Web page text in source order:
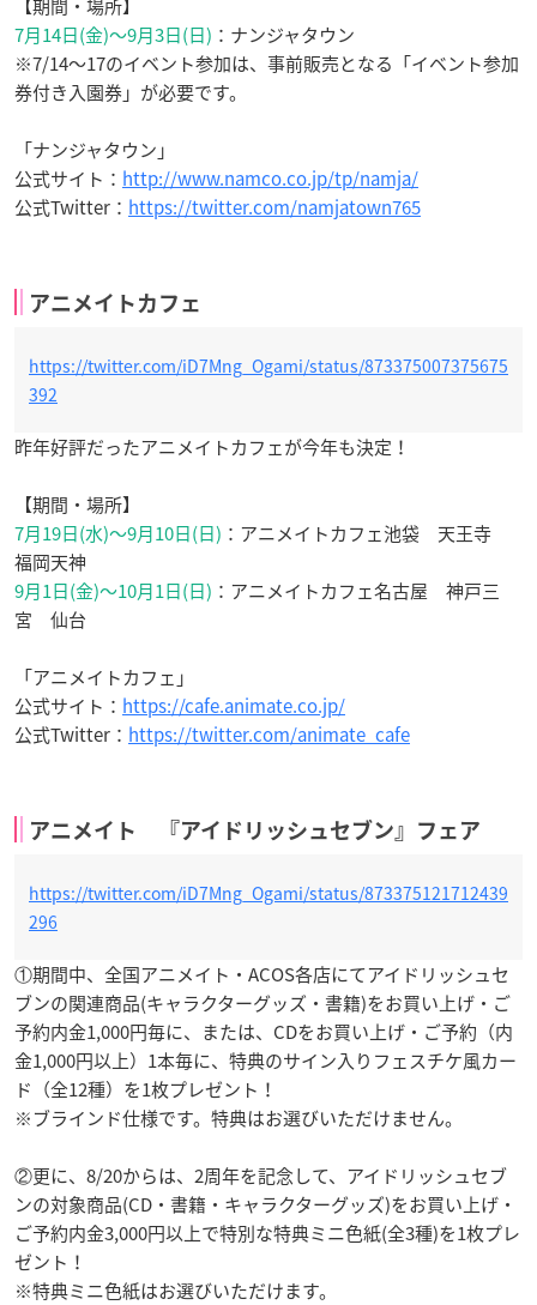
【期間・場所】
7月14日(金)～9月3日(日) ：ナンジャタウン
※7/14～17のイベント参加は、事前販売となる「イベント参加
券付き入園券」が必要です。
「ナンジャタウン」
公式サイト： http://www.namco.co.jp/tp/namja/
公式Twitter： https://twitter.com/namjatown765
アニメイトカフェ
https://twitter.com/iD7Mng_Ogami/status/873375007375675
392
昨年好評だったアニメイトカフェが今年も決定！
【期間・場所】
7月19日(水)～9月10日(日) ：アニメイトカフェ池袋 天王寺
福岡天神
9月1日(金)～10月1日(日) ：アニメイトカフェ名古屋 神戸三
宮 仙台
「アニメイトカフェ」
公式サイト： https://cafe.animate.co.jp/
公式Twitter： https://twitter.com/animate_cafe
アニメイト 『アイドリッシュセブン』フェア
https://twitter.com/iD7Mng_Ogami/status/873375121712439
296
①期間中、全国アニメイト・ACOS各店にてアイドリッシュセ
ブンの関連商品(キャラクターグッズ・書籍)をお買い上げ・ご
予約内金1,000円毎に、または、CDをお買い上げ・ご予約（内
金1,000円以上）1本毎に、特典のサイン入りフェスチケ風カー
ド（全12種）を1枚プレゼント！
※ブラインド仕様です。特典はお選びいただけません。
②更に、8/20からは、2周年を記念して、アイドリッシュセブ
ンの対象商品(CD・書籍・キャラクターグッズ)をお買い上げ・
ご予約内金3,000円以上で特別な特典ミニ色紙(全3種)を1枚プレ
ゼント！
※特典ミニ色紙はお選びいただけます。